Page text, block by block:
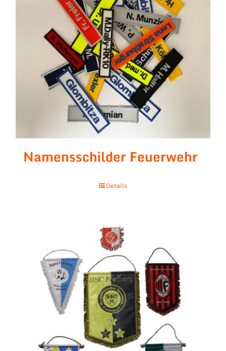
Namensschilder Feuerwehr
Details